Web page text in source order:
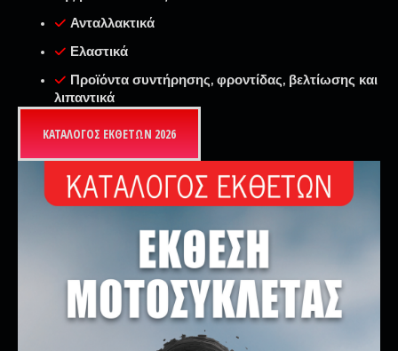
Ανταλλακτικά
Ελαστικά
Προϊόντα συντήρησης, φροντίδας, βελτίωσης και
λιπαντικά
ΚΑΤΑΛΟΓΟΣ ΕΚΘΕΤΩΝ 2026